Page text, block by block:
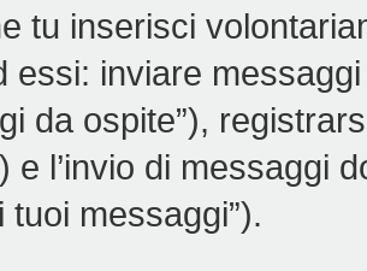
tu inserisci
essi: inviare
da ospite”),
e l’invio di messaggi
tuoi messaggi”).